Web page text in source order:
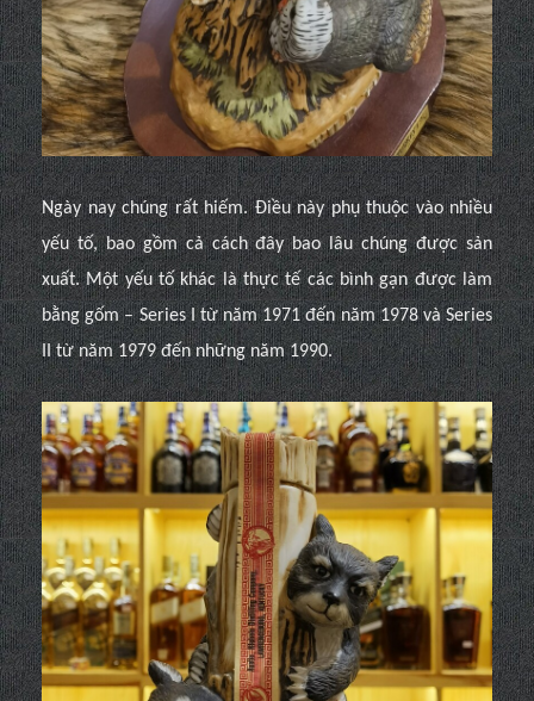
Ngày nay chúng rất hiếm. Điều này phụ thuộc vào nhiều
yếu tố, bao gồm cả cách đây bao lâu chúng được sản
xuất. Một yếu tố khác là thực tế các bình gạn được làm
bằng gốm – Series I từ năm 1971 đến năm 1978 và Series
II từ năm 1979 đến những năm 1990.